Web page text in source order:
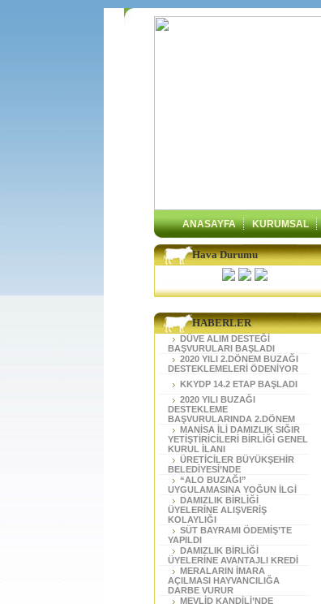
ANASAYFA KURUMSAL
Hava Durumu
HABERLER
DÜVE ALIM DESTEĞİ
BAŞVURULARI BAŞLADI
2020 YILI 2.DÖNEM BUZAĞI
DESTEKLEMELERİ ÖDENİYOR
KKYDP 14.2 ETAP BAŞLADI
2020 YILI BUZAĞI
DESTEKLEME
BAŞVURULARINDA 2.DÖNEM
MANİSA İLİ DAMIZLIK SIĞIR
YETİŞTİRİCİLERİ BİRLİĞİ GENEL
KURUL İLANI
ÜRETİCİLER BÜYÜKŞEHİR
BELEDİYESİ’NDE
“ALO BUZAĞI”
UYGULAMASINA YOĞUN İLGİ
DAMIZLIK BİRLİĞİ
ÜYELERİNE ALIŞVERİŞ
KOLAYLIĞI
SÜT BAYRAMI ÖDEMİŞ’TE
YAPILDI
DAMIZLIK BİRLİĞİ
ÜYELERİNE AVANTAJLI KREDİ
MERALARIN İMARA
AÇILMASI HAYVANCILIĞA
DARBE VURUR
MEVLİD KANDİLİ’NDE